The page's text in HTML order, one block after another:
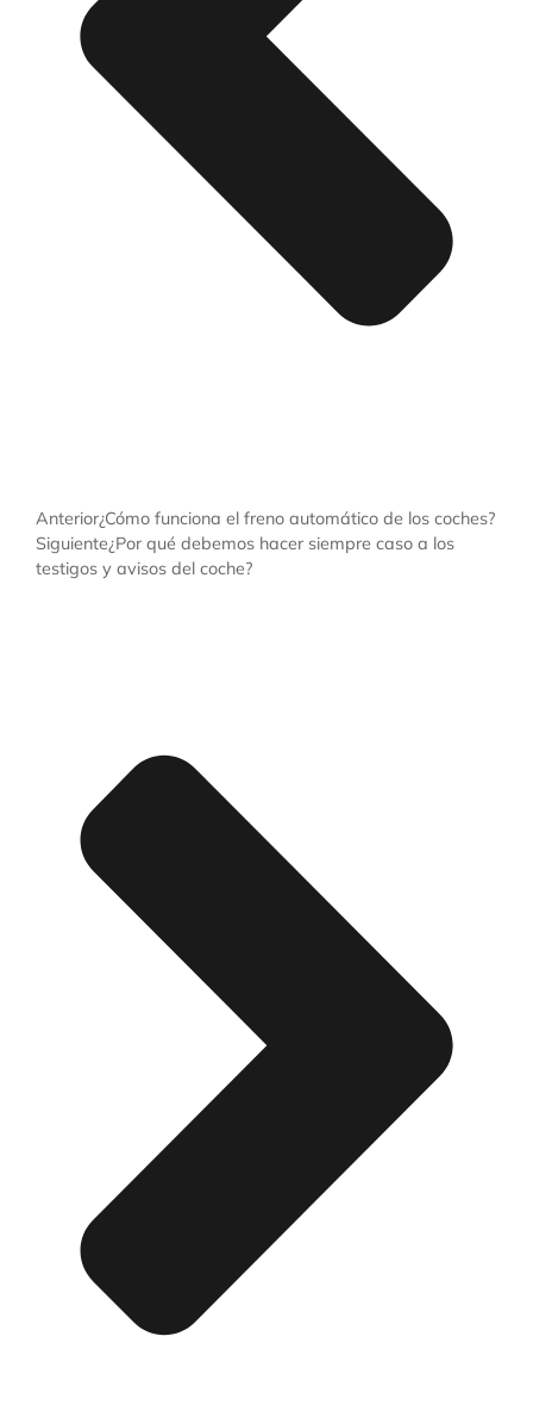
Anterior¿Cómo funciona el freno automático de los coches?
Siguiente¿Por qué debemos hacer siempre caso a los
testigos y avisos del coche?